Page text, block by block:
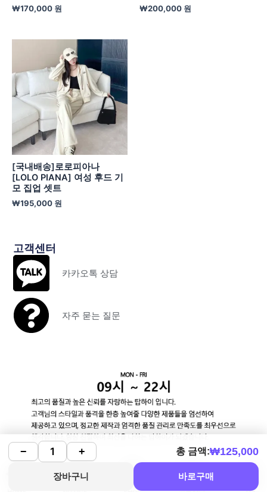
₩170,000 원 ₩200,000 원
[국내배송]로로피아나
[LOLO PIANA] 여성 후드 기
모 집업 셋트
₩195,000 원
고객센터
카카오톡 상담
자주 묻는 질문
− + 총 금액:₩125,000
장바구니 바로구매